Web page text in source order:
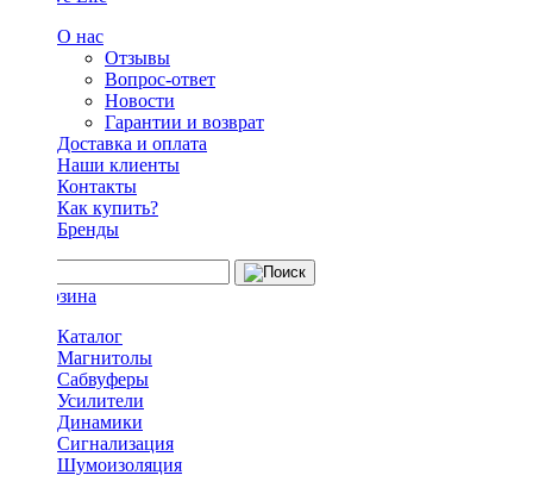
О нас
Отзывы
Вопрос-ответ
Новости
Гарантии и возврат
Доставка и оплата
Наши клиенты
Контакты
Как купить?
Бренды
Каталог
Магнитолы
Сабвуферы
Усилители
Динамики
Сигнализация
Шумоизоляция